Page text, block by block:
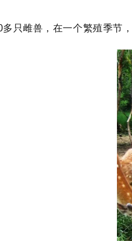
只雌兽，在一个繁殖季节